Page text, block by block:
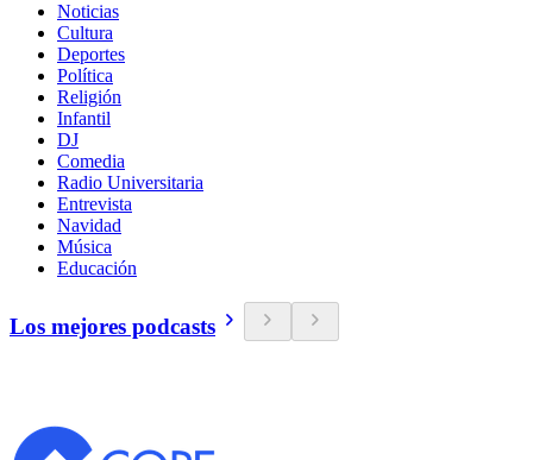
Noticias
Cultura
Deportes
Política
Religión
Infantil
DJ
Comedia
Radio Universitaria
Entrevista
Navidad
Música
Educación
Los mejores podcasts